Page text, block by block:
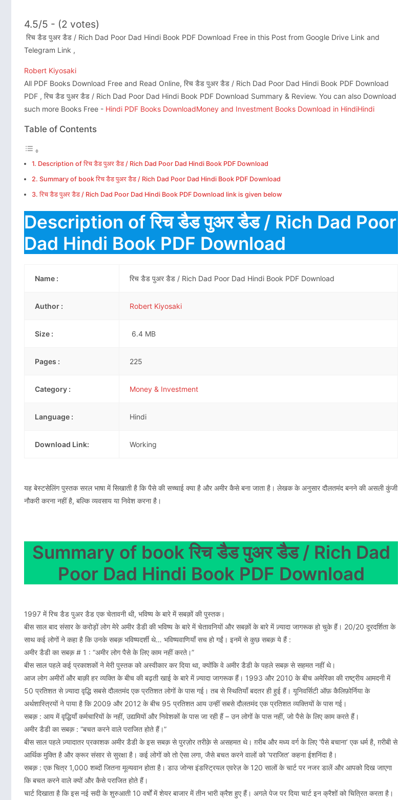
4.5/5 - (2 votes)
रिच डैड पुअर डैड / Rich Dad Poor Dad Hindi Book PDF Download Free in this Post from Google Drive Link and
Telegram Link ,
Robert Kiyosaki
All PDF Books Download Free and Read Online, रिच डैड पुअर डैड / Rich Dad Poor Dad Hindi Book PDF Download
PDF , रिच डैड पुअर डैड / Rich Dad Poor Dad Hindi Book PDF Download Summary & Review. You can also Download
such more Books Free - Hindi PDF Books DownloadMoney and Investment Books Download in HindiHindi
Table of Contents
Description of रिच डैड पुअर डैड / Rich Dad Poor Dad Hindi Book PDF Download
Summary of book रिच डैड पुअर डैड / Rich Dad Poor Dad Hindi Book PDF Download
रिच डैड पुअर डैड / Rich Dad Poor Dad Hindi Book PDF Download link is given below
Description of रिच डैड पुअर डैड / Rich Dad Poor
Dad Hindi Book PDF Download
Name : रिच डैड पुअर डैड / Rich Dad Poor Dad Hindi Book PDF Download
Author : Robert Kiyosaki
Size : 6.4 MB
Pages : 225
Category : Money & Investment
Language : Hindi
Download Link: Working
यह बेस्टसेलिंग पुस्तक सरल भाषा में सिखाती है कि पैसे की सच्चाई क्या है और अमीर कैसे बना जाता है। लेखक के अनुसार दौलतमंद बनने की असली कुंजी
नौकरी करना नहीं है, बल्‍कि व्यवसाय या निवेश करना है।
Summary of book रिच डैड पुअर डैड / Rich Dad
Poor Dad Hindi Book PDF Download
1997 में रिच डैड पुअर डैड एक चेतावनी थी, भविष्य के बारे में सबक़ों की पुस्तक।
बीस साल बाद संसार के करोड़ों लोग मेरे अमीर डैडी की भविष्य के बारे में चेतावनियों और सबक़ों के बारे में ज़्यादा जागरूक हो चुके हैं। 20/20 दूरदर्शिता के
साथ कई लोगों ने कहा है कि उनके सबक़ भविष्यदर्शी थे… भविष्यवाणियाँ सच हो गईं। इनमें से कुछ सबक़ ये हैं :
अमीर डैडी का सबक़ # 1 : “अमीर लोग पैसे के लिए काम नहीं करते।”
बीस साल पहले कई प्रकाशकों ने मेरी पुस्तक को अस्वीकार कर दिया था, क्योंकि वे अमीर डैडी के पहले सबक़ से सहमत नहीं थे।
आज लोग अमीरों और बाक़ी हर व्यक्ति के बीच की बढ़ती खाई के बारे में ज़्यादा जागरूक हैं। 1993 और 2010 के बीच अमेरिका की राष्ट्रीय आमदनी में
50 प्रतिशत से ज़्यादा वृद्धि सबसे दौलतमंद एक प्रतिशत लोगों के पास गई। तब से स्थितियाँ बदतर ही हुई हैं। यूनिवर्सिटी ऑफ़ कैलिफ़ोर्निया के
अर्थशास्त्रियों ने पाया है कि 2009 और 2012 के बीच 95 प्रतिशत आय उन्हीं सबसे दौलतमंद एक प्रतिशत व्यक्तियों के पास गई।
सबक़ : आय में वृद्धियाँ कर्मचारियों के नहीं, उद्यमियों और निवेशकों के पास जा रही हैं – उन लोगों के पास नहीं, जो पैसे के लिए काम करते हैं।
अमीर डैडी का सबक़ : “बचत करने वाले पराजित होते हैं।”
बीस साल पहले ज़्यादातर प्रकाशक अमीर डैडी के इस सबक़ से पुरज़ोर तरीक़े से असहमत थे। ग़रीब और मध्य वर्ग के लिए ‘पैसे बचाना’ एक धर्म है, ग़रीबी से
आर्थिक मुक्ति है और क्रूर संसार से सुरक्षा है। कई लोगों को तो ऐसा लगा, जैसे बचत करने वालों को ‘पराजित’ कहना ईशनिंदा है।
सबक़ : एक चित्र 1,000 शब्दों जितना मूल्यवान होता है। डाउ जोन्स इंडस्ट्रियल एवरेज़ के 120 सालों के चार्ट पर नजर डालें और आपको दिख जाएगा
कि बचत करने वाले क्यों और कैसे पराजित होते हैं।
चार्ट दिखाता है कि इस नई सदी के शुरुआती 10 वर्षों में शेयर बाजार में तीन भारी क्रैश हुए हैं। अगले पेज पर दिया चार्ट इन क्रैशों को चित्रित करता है।